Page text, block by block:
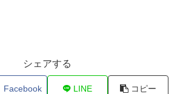
シェアする
Facebook LINE コピー